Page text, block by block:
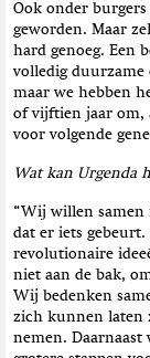
Ook onder
geworden. Maar
hard genoeg. Een
volledig duurzame
maar we hebben
of vijftien jaar om,
voor volgende
Wat kan Urgenda
“Wij willen samen
dat er iets gebeurt.
revolutionaire
niet aan de bak,
Wij bedenken
zich kunnen laten
nemen.